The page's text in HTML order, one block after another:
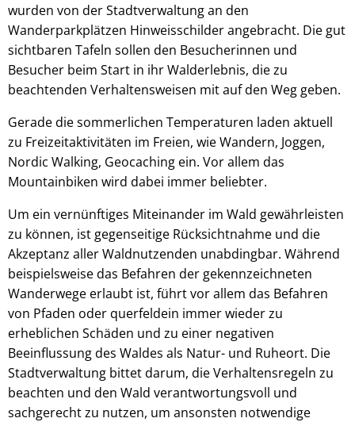
wurden von der Stadtverwaltung an den
Wanderparkplätzen Hinweisschilder angebracht. Die gut
sichtbaren Tafeln sollen den Besucherinnen und
Besucher beim Start in ihr Walderlebnis, die zu
beachtenden Verhaltensweisen mit auf den Weg geben.
Gerade die sommerlichen Temperaturen laden aktuell
zu Freizeitaktivitäten im Freien, wie Wandern, Joggen,
Nordic Walking, Geocaching ein. Vor allem das
Mountainbiken wird dabei immer beliebter.
Um ein vernünftiges Miteinander im Wald gewährleisten
zu können, ist gegenseitige Rücksichtnahme und die
Akzeptanz aller Waldnutzenden unabdingbar. Während
beispielsweise das Befahren der gekennzeichneten
Wanderwege erlaubt ist, führt vor allem das Befahren
von Pfaden oder querfeldein immer wieder zu
erheblichen Schäden und zu einer negativen
Beeinflussung des Waldes als Natur- und Ruheort. Die
Stadtverwaltung bittet darum, die Verhaltensregeln zu
beachten und den Wald verantwortungsvoll und
sachgerecht zu nutzen, um ansonsten notwendige